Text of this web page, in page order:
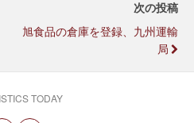
次の投稿
旭食品の倉庫を登録、九州運輸
局
TODAY